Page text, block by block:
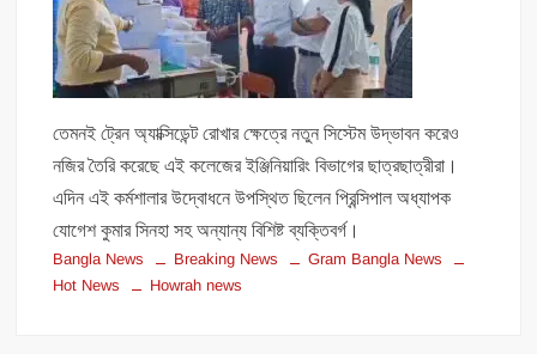
তেমনই ট্রেন অ্যাক্সিডেন্ট রোখার ক্ষেত্রে নতুন সিস্টেম উদ্ভাবন করেও
নজির তৈরি করেছে এই কলেজের ইঞ্জিনিয়ারিং বিভাগের ছাত্রছাত্রীরা।
এদিন এই কর্মশালার উদ্বোধনে উপস্থিত ছিলেন প্রিন্সিপাল অধ্যাপক
যোগেশ কুমার সিনহা সহ অন্যান্য বিশিষ্ট ব্যক্তিবর্গ।
Bangla News Breaking News
Gram Bangla News
Hot News
Howrah news